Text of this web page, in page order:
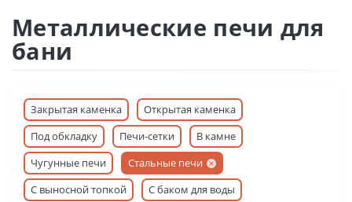
Металлические печи для
бани
Закрытая каменка
Открытая каменка
Под обкладку
Печи-сетки
В камне
Чугунные печи
Стальные печи
С выносной топкой
С баком для воды